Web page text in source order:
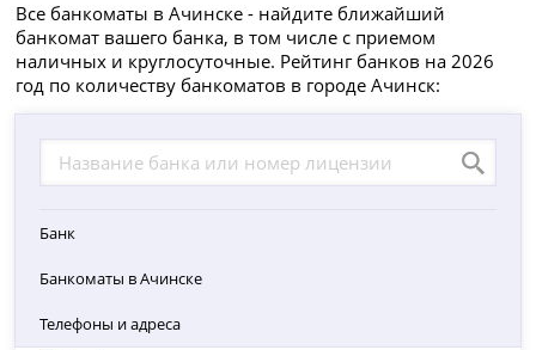
Все банкоматы в Ачинске - найдите ближайший
банкомат вашего банка, в том числе с приемом
наличных и круглосуточные. Рейтинг банков на 2026
год по количеству банкоматов в городе Ачинск:
Банк
Банкоматы в Ачинске
Телефоны и адреса